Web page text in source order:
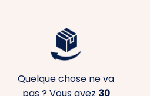
Quelque chose ne va